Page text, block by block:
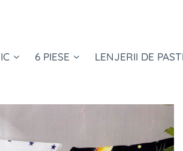
6 PIESE LENJERII DE